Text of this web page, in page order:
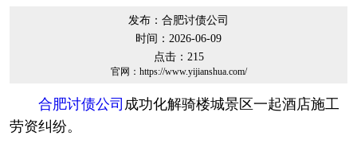
发布：合肥讨债公司
时间：2026-06-09
点击： 215
官网：https://www.yijianshua.com/
合肥讨债公司 成功化解骑楼城景区一起酒店施工
劳资纠纷。